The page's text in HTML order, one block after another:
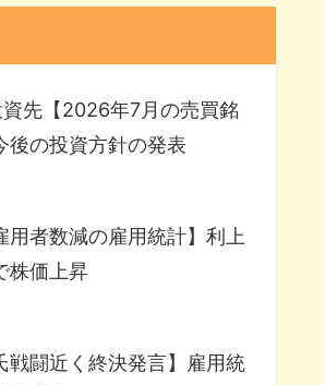
先【2026年7月の売買銘
後の投資方針の発表
用者数減の雇用統計】利上
株価上昇
戦闘近く終決発言】雇用統